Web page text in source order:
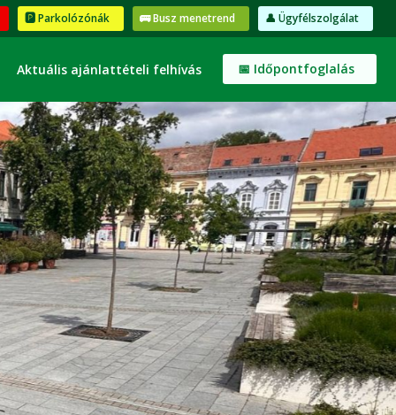
🅿️ Parkolózónák 🚌 Busz menetrend 👤 Ügyfélszolgálat
Aktuális ajánlattételi felhívás 📅 Időpontfoglalás